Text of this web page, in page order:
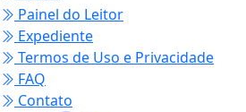
Painel do Leitor
Expediente
Termos de Uso e Privacidade
FAQ
Contato